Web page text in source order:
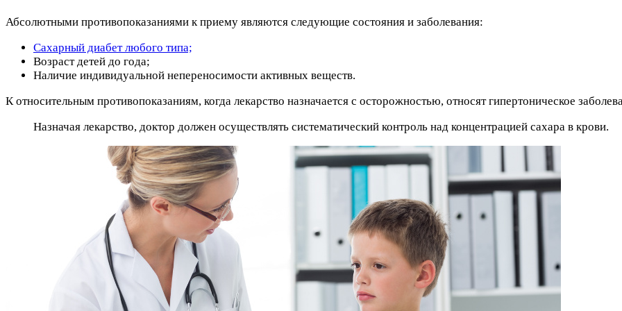
Абсолютными противопоказаниями к приему являются следующие состояния и заболевания:
Сахарный диабет любого типа;
Возраст детей до года;
Наличие индивидуальной непереносимости активных веществ.
К относительным противопоказаниям, когда лекарство назначается с осторожностью, относят гипертоническое
Назначая лекарство, доктор должен осуществлять систематический контроль над концентрацией сахара в крови.